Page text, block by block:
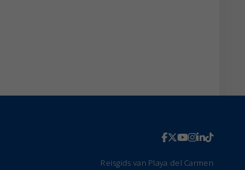
Reisgids van Playa del Carmen